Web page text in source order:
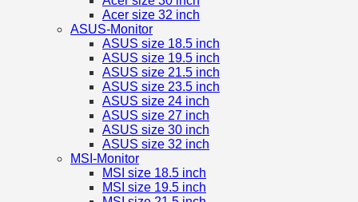
Acer size 32 inch
ASUS-Monitor
ASUS size 18.5 inch
ASUS size 19.5 inch
ASUS size 21.5 inch
ASUS size 23.5 inch
ASUS size 24 inch
ASUS size 27 inch
ASUS size 30 inch
ASUS size 32 inch
MSI-Monitor
MSI size 18.5 inch
MSI size 19.5 inch